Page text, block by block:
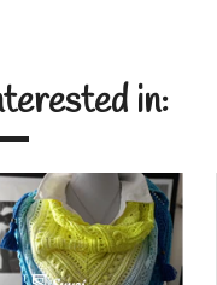
in: